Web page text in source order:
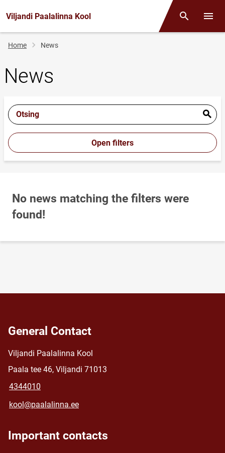
Viljandi Paalalinna Kool Otsing
Breadcrumb
Home News
News
Otsing
Open filters
No news matching the filters were
found!
General Contact
Viljandi Paalalinna Kool
Paala tee 46, Viljandi 71013
4344010
kool@paalalinna.ee
Important contacts